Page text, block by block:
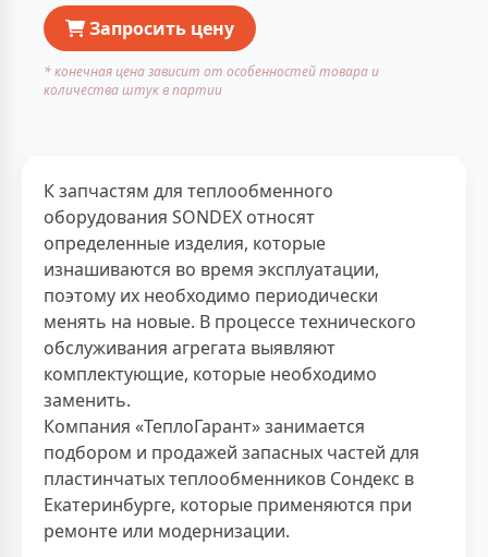
Запросить цену
* конечная цена зависит от особенностей товара и
количества штук в партии
К запчастям для теплообменного
оборудования SONDEX относят
определенные изделия, которые
изнашиваются во время эксплуатации,
поэтому их необходимо периодически
менять на новые. В процессе технического
обслуживания агрегата выявляют
комплектующие, которые необходимо
заменить.
Компания «ТеплоГарант» занимается
подбором и продажей запасных частей для
пластинчатых теплообменников Сондекс в
Екатеринбурге, которые применяются при
ремонте или модернизации.